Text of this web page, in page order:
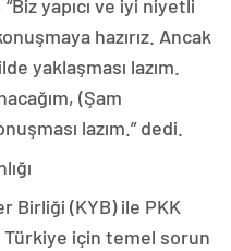
yapıcı ve iyi niyetli
hazırız. Ancak
yaklaşması lazım.
(Şam
lazım.” dedi.
Birliği (KYB) ile PKK
Türkiye için temel sorun